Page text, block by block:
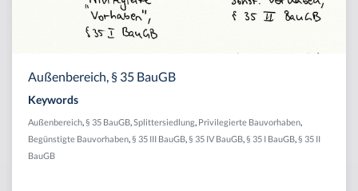
Außenbereich, § 35 BauGB
Keywords
Außenbereich § 35 BauGB Splittersiedlung Privilegierte Bauvorhaben
Begünstigte Bauvorhaben § 35 III BauGB § 35 IV BauGB § 35 I BauGB § 35 II
BauGB